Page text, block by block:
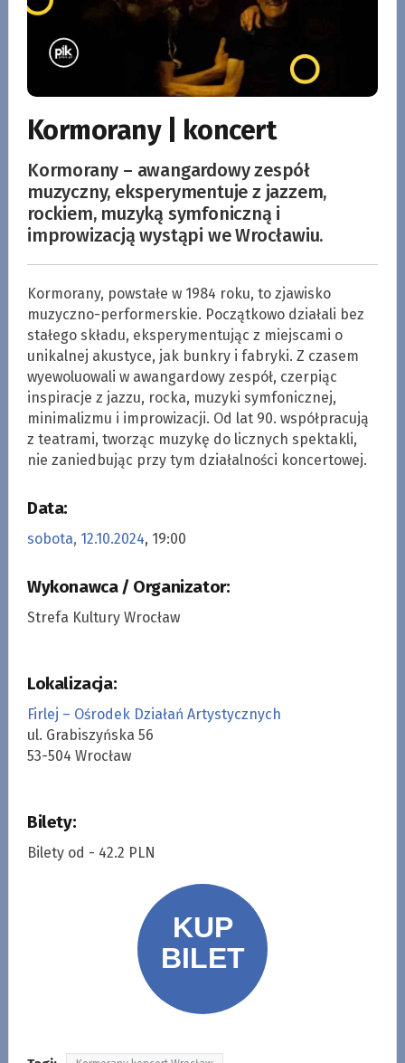
Kormorany | koncert
Kormorany – awangardowy zespół
muzyczny, eksperymentuje z jazzem,
rockiem, muzyką symfoniczną i
improwizacją wystąpi we Wrocławiu.
Kormorany, powstałe w 1984 roku, to zjawisko
muzyczno-performerskie. Początkowo działali bez
stałego składu, eksperymentując z miejscami o
unikalnej akustyce, jak bunkry i fabryki. Z czasem
wyewoluowali w awangardowy zespół, czerpiąc
inspiracje z jazzu, rocka, muzyki symfonicznej,
minimalizmu i improwizacji. Od lat 90. współpracują
z teatrami, tworząc muzykę do licznych spektakli,
nie zaniedbując przy tym działalności koncertowej.
Data:
sobota, 12.10.2024, 19:00
Wykonawca / Organizator:
Strefa Kultury Wrocław
Lokalizacja:
Firlej – Ośrodek Działań Artystycznych
ul. Grabiszyńska 56
53-504 Wrocław
Bilety:
Bilety od - 42.2 PLN